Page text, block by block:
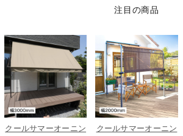
注目の商品
クールサマーオーニン
クールサマーオーニン